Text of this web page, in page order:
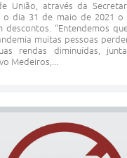
União, através da
dia 31 de maio de 2021 o
descontos. “Entendemos
muitas pessoas
rendas diminuídas,
Medeiros,...